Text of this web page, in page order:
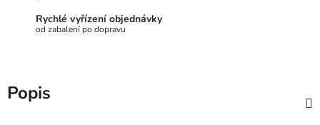
Rychlé vyřízení objednávky
od zabalení po dopravu
Popis